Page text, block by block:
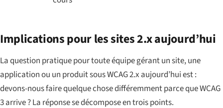
Implications pour les sites 2.x aujourd’hui
La question pratique pour toute équipe gérant un site, une
application ou un produit sous WCAG 2.x aujourd’hui est :
devons-nous faire quelque chose différemment parce que WCAG
3 arrive ? La réponse se décompose en trois points.